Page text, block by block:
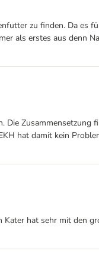
zu finden. Da es
als erstes aus denn
Zusammensetzung
hat damit kein
hat sehr mit den